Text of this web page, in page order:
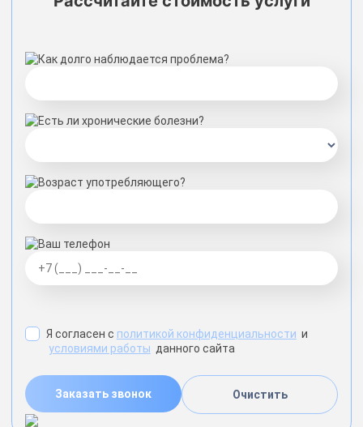
Как долго наблюдается проблема?
Есть ли хронические болезни?
Возраст употребляющего?
Ваш телефон
Я согласен с политикой конфиденциальности и
условиями работы данного сайта
Очистить
Заказать звонок